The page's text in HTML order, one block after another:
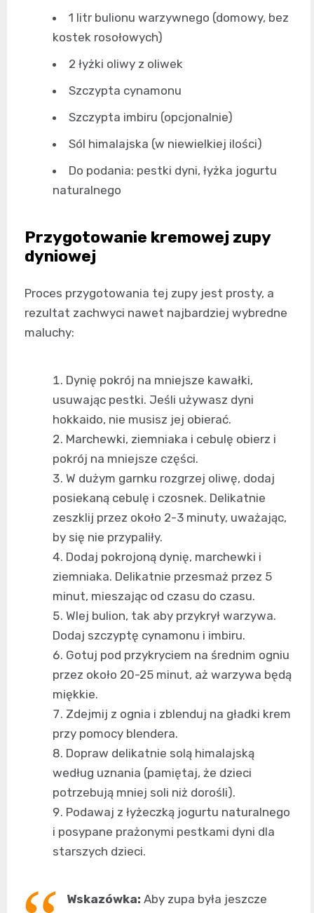
1 litr bulionu warzywnego (domowy, bez
kostek rosołowych)
2 łyżki oliwy z oliwek
Szczypta cynamonu
Szczypta imbiru (opcjonalnie)
Sól himalajska (w niewielkiej ilości)
Do podania: pestki dyni, łyżka jogurtu
naturalnego
Przygotowanie kremowej zupy
dyniowej
Proces przygotowania tej zupy jest prosty, a
rezultat zachwyci nawet najbardziej wybredne
maluchy:
Dynię pokrój na mniejsze kawałki,
usuwając pestki. Jeśli używasz dyni
hokkaido, nie musisz jej obierać.
Marchewki, ziemniaka i cebulę obierz i
pokrój na mniejsze części.
W dużym garnku rozgrzej oliwę, dodaj
posiekaną cebulę i czosnek. Delikatnie
zeszklij przez około 2-3 minuty, uważając,
by się nie przypaliły.
Dodaj pokrojoną dynię, marchewki i
ziemniaka. Delikatnie przesmaż przez 5
minut, mieszając od czasu do czasu.
Wlej bulion, tak aby przykrył warzywa.
Dodaj szczyptę cynamonu i imbiru.
Gotuj pod przykryciem na średnim ogniu
przez około 20-25 minut, aż warzywa będą
miękkie.
Zdejmij z ognia i zblenduj na gładki krem
przy pomocy blendera.
Dopraw delikatnie solą himalajską
według uznania (pamiętaj, że dzieci
potrzebują mniej soli niż dorośli).
Podawaj z łyżeczką jogurtu naturalnego
i posypane prażonymi pestkami dyni dla
starszych dzieci.
Wskazówka: Aby zupa była jeszcze